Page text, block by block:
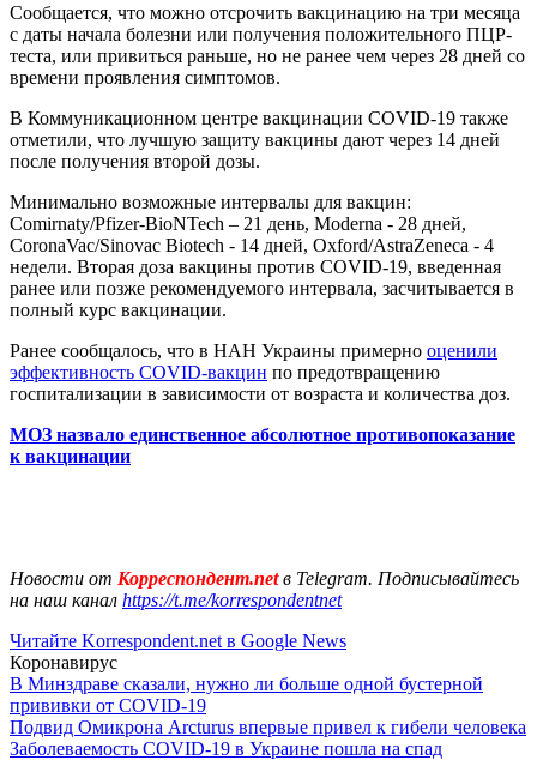
Сообщается, что можно отсрочить вакцинацию на три месяца
с даты начала болезни или получения положительного ПЦР-
теста, или привиться раньше, но не ранее чем через 28 дней со
времени проявления симптомов.
В Коммуникационном центре вакцинации COVID-19 также
отметили, что лучшую защиту вакцины дают через 14 дней
после получения второй дозы.
Минимально возможные интервалы для вакцин:
Comirnaty/Pfizer-BioNTech – 21 день, Moderna - 28 дней,
CoronaVac/Sinovac Biotech - 14 дней, Oxford/AstraZeneca - 4
недели. Вторая доза вакцины против COVID-19, введенная
ранее или позже рекомендуемого интервала, засчитывается в
полный курс вакцинации.
Ранее сообщалось, что в НАН Украины примерно оценили
эффективность COVID-вакцин по предотвращению
госпитализации в зависимости от возраста и количества доз.
МОЗ назвало единственное абсолютное противопоказание
к вакцинации
Новости от Корреспондент.netв Telegram. Подписывайтесь
на наш канал https://t.me/korrespondentnet
Читайте Korrespondent.net в Google News
Коронавирус
В Минздраве сказали, нужно ли больше одной бустерной
прививки от COVID-19
Подвид Омикрона Arcturus впервые привел к гибели человека
Заболеваемость COVID-19 в Украине пошла на спад